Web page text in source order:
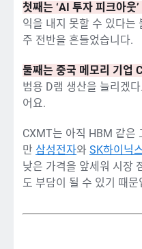
첫째는 ‘AI 투자 피크아웃
익을 내지 못할 수 있다는
주 전반을 흔들었습니다.
둘째는 중국 메모리 기업
범용 D램 생산을 늘리겠
어요.
CXMT는 아직 HBM 같은
만 삼성전자와 SK하이닉
낮은 가격을 앞세워 시장
도 부담이 될 수 있기 때문